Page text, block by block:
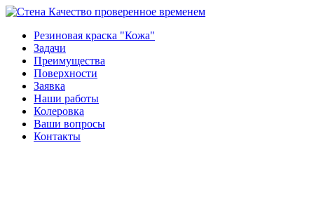
Качество проверенное временем
Резиновая краска "Кожа"
Задачи
Преимущества
Поверхности
Заявка
Наши работы
Колеровка
Ваши вопросы
Контакты